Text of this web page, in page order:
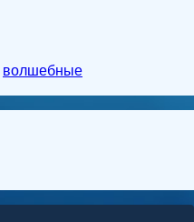
волшебные